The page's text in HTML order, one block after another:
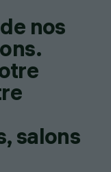
nos
salons